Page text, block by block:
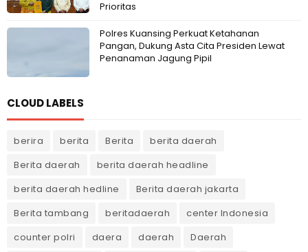
Prioritas
Polres Kuansing Perkuat Ketahanan
Pangan, Dukung Asta Cita Presiden Lewat
Penanaman Jagung Pipil
CLOUD LABELS
berira berita Berita
berita daerah
Berita daerah
berita daerah headline
berita daerah hedline
Berita daerah jakarta
Berita tambang
beritadaerah
center Indonesia
counter polri
daera daerah
Daerah